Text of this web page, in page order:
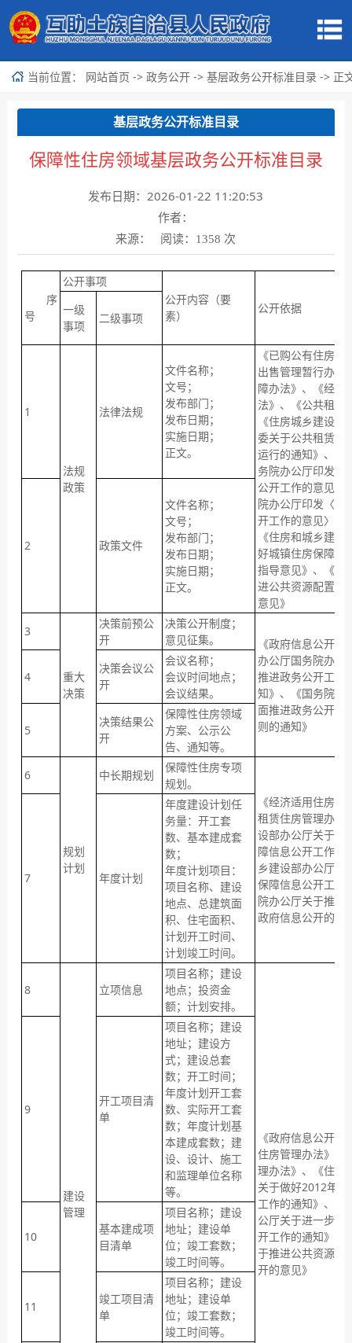
当前位置： 网站首页 -> 政务公开 -> 基层政务公开标准目录 -> 正
基层政务公开标准目录
保障性住房领域基层政务公开标准目录
发布日期：2026-01-22 11:20:53
作者：
来源： 阅读：
1358 次
序
号
公开事项
公开内容（要
素）
公开依据
一级
事项
二级事项
1
法规
政策
法律法规
文件名称；
文号；
发布部门；
发布日期；
实施日期；
正文。
《已购公有住房
出售管理暂行办法
障办法》、《经济
法》、《公共租赁
《住房城乡建设
委关于公共租赁住
运行的通知》、《
务院办公厅印发〈
公开工作的意见〉
院办公厅印发〈关
开工作的意见〉实
《住房和城乡建
好城镇住房保障家
指导意见》、《国
进公共资源配置领
意见》
2 政策文件
文件名称；
文号；
发布部门；
发布日期；
实施日期；
正文。
3
重大
决策
决策前预公
开
决策公开制度；
意见征集。
《政府信息公开
办公厅国务院办公
推进政务公开工作
知》、《国务院办
面推进政务公开工
则的通知》
4
决策会议公
开
会议名称；
会议时间地点；
会议结果。
5
决策结果公
开
保障性住房领域
方案、公示公
告、通知等。
6
规划
计划
中长期规划
保障性住房专项
规划。
《经济适用住房
租赁住房管理办法
设部办公厅关于做
障信息公开工作的
乡建设部办公厅关
保障信息公开工作
院办公厅关于推进
政府信息公开的意
7 年度计划
年度建设计划任
务量：开工套
数、基本建成套
数；
年度计划项目：
项目名称、建设
地点、总建筑面
积、住宅面积、
计划开工时间、
计划竣工时间。
8
建设
管理
立项信息
项目名称；建设
地点；投资金
额；计划安排。
《政府信息公开
住房管理办法》、
理办法》、《住房
关于做好2012年
工作的通知》、《
公厅关于进一步加
开工作的通知》、
于推进公共资源配
开的意见》
9
开工项目清
单
项目名称；建设
地址；建设方
式；建设总套
数；开工时间；
年度计划开工套
数、实际开工套
数；年度计划基
本建成套数；建
设、设计、施工
和监理单位名称
等。
10
基本建成项
目清单
项目名称；建设
地址；建设单
位；竣工套数；
竣工时间等。
11
竣工项目清
单
项目名称；建设
地址；建设单
位；竣工套数；
竣工时间等。